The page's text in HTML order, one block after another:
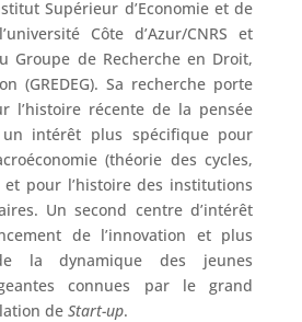
Supérieur d’Economie et de
Côte d’Azur/CNRS et
Groupe de Recherche en Droit,
(GREDEG). Sa recherche porte
l’histoire récente de la pensée
un intérêt plus spécifique pour
(théorie des cycles,
pour l’histoire des institutions
Un second centre d’intérêt
de l’innovation et plus
la dynamique des jeunes
connues par le grand
de Start-up.